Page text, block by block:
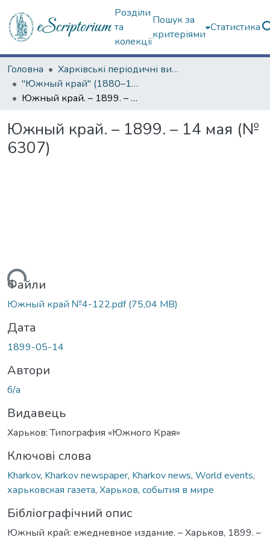
Розділи
та
колекції
Пошук за
критеріями
Статистика
Головна
Харківські періодичні видання
"Южный край" (1880–1919 гг.)
Южный край. – 1899. – 14 мая (№ 6307)
Южный край. – 1899. – 14 мая (№
6307)
Файли
Южный край №4-122.pdf(75,04 MB)
Дата
1899-05-14
Автори
б/а
Видавець
Харьков: Типография «Южного Края»
Ключові слова
Kharkov, Kharkov newspaper, Kharkov news, World events,
харьковская газета, Харьков, события в мире
Бібліографічний опис
Южный край: ежедневное издание. – Харьков, 1899. –